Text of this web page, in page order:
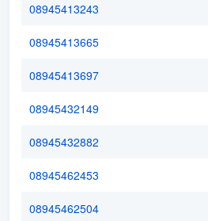
08945413243
08945413665
08945413697
08945432149
08945432882
08945462453
08945462504